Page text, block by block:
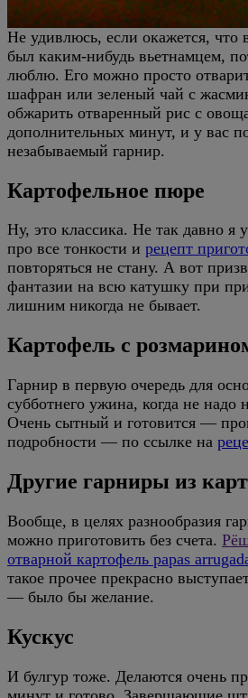
Не удивлюсь, если окажется,
был каким-нибудь вьетнамцем,
люблю. Его можно просто
шафран или зеленый чай с
обжарить отваренный рис с
дополнительных минут, и у вас
незабываемый гарнир.
Картофельное пюре
Ну, это классика. Не так давно я
про все тонкости и рецепт
повторяться не стану. А вот
фантазии на всю катушку при
лишним никогда не бывает.
Картофель с
Гарнир в первую очередь для
субботнего ужина, когда не надо
Очень сытный и готовится —
подробности — по ссылке на
Другие гарниры из
Вообще, в целях разнообразия
можно приготовить без счета.
отварной картофель papas
такое прочее прекрасно
— было бы желание.
Кускус
И булгур тоже. Делаются очень